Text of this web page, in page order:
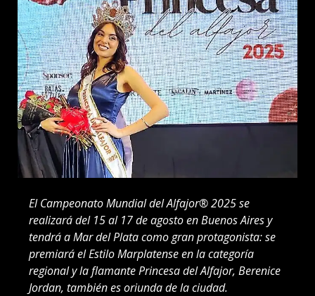
El Campeonato Mundial del Alfajor® 2025 se
realizará del 15 al 17 de agosto en Buenos Aires y
tendrá a Mar del Plata como gran protagonista: se
premiará el Estilo Marplatense en la categoría
regional y la flamante Princesa del Alfajor, Berenice
Jordan, también es oriunda de la ciudad.